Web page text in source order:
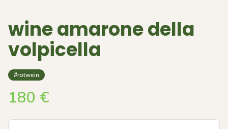
wine amarone della
volpicella
#rotwein
180 €